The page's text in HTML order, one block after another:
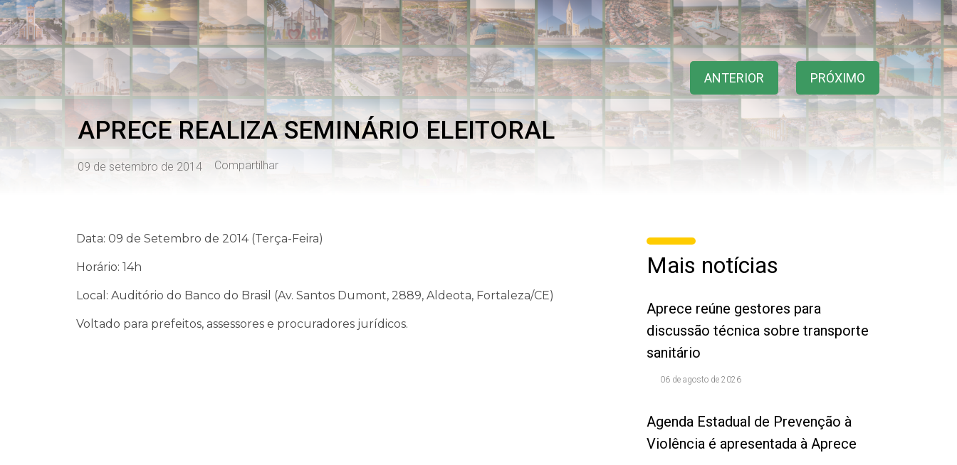
ANTERIOR PRÓXIMO
APRECE REALIZA SEMINÁRIO ELEITORAL
09 de setembro de 2014 Compartilhar
Data: 09 de Setembro de 2014 (Terça-Feira)
Horário: 14h
Local: Auditório do Banco do Brasil (Av. Santos Dumont, 2889, Aldeota, Fortaleza/CE)
Voltado para prefeitos, assessores e procuradores jurídicos.
Mais notícias
Aprece reúne gestores para
discussão técnica sobre transporte
sanitário
06 de agosto de 2026
Agenda Estadual de Prevenção à
Violência é apresentada à Aprece